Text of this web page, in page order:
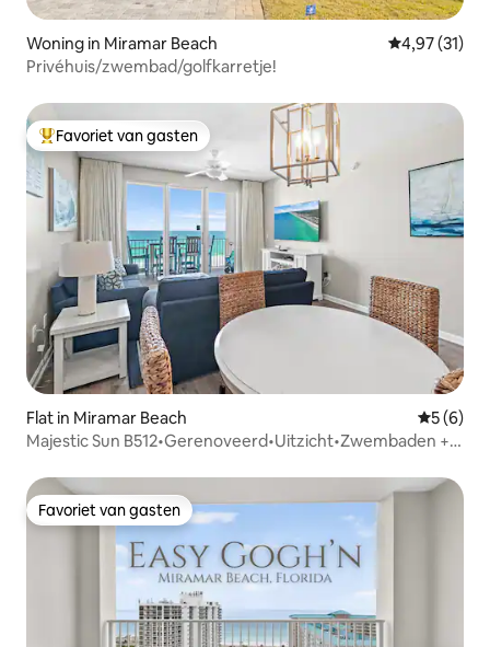
Woning in Miramar Beach Gemiddelde
4,97 (31)
Privéhuis/zwembad/golfkarretje!
Topfavoriet van gasten
Favoriet van gasten
Flat in Miramar Beach
5 (6)
Majestic Sun B512•Gerenoveerd•Uitzicht•Zwembaden +
Favoriet van gasten
Favoriet van gasten